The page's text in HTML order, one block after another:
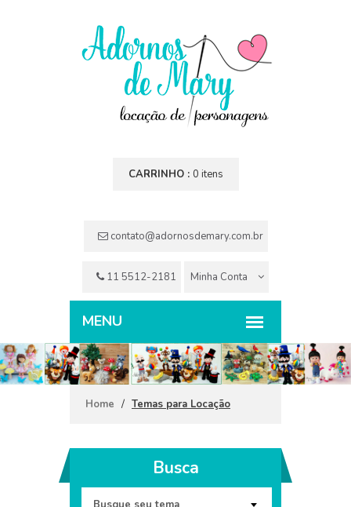
CARRINHO : 0 itens
contato@adornosdemary.com.br
11 5512-2181 Minha Conta
Home / Temas para Locação
Busca